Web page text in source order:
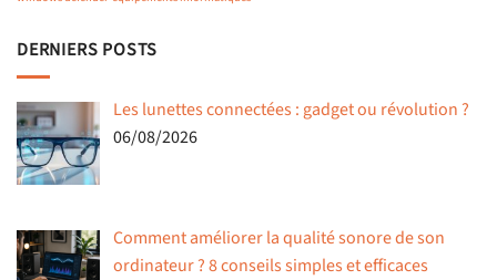
DERNIERS POSTS
Les lunettes connectées : gadget ou révolution ?
06/08/2026
Comment améliorer la qualité sonore de son
ordinateur ? 8 conseils simples et efficaces